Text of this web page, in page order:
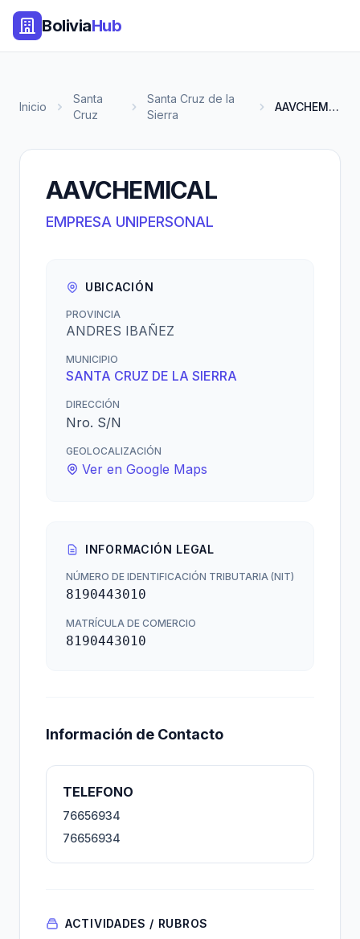
BoliviaHub
Inicio
Santa
Cruz
Santa Cruz de la
Sierra
AAVCHEMICAL
AAVCHEMICAL
EMPRESA UNIPERSONAL
UBICACIÓN
PROVINCIA
ANDRES IBAÑEZ
MUNICIPIO
SANTA CRUZ DE LA SIERRA
DIRECCIÓN
Nro. S/N
GEOLOCALIZACIÓN
Ver en Google Maps
INFORMACIÓN LEGAL
NÚMERO DE IDENTIFICACIÓN TRIBUTARIA (NIT)
8190443010
MATRÍCULA DE COMERCIO
8190443010
Información de Contacto
TELEFONO
76656934
76656934
ACTIVIDADES / RUBROS